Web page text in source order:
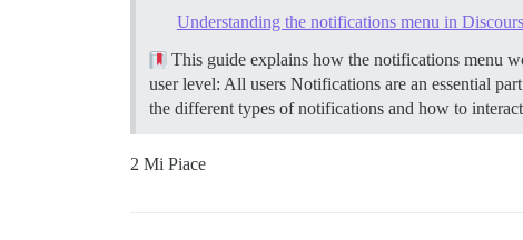
Understanding the notifications menu in
This guide explains how the notifications menu
user level: All users Notifications are an essential
the different types of notifications and how to
2 Mi Piace